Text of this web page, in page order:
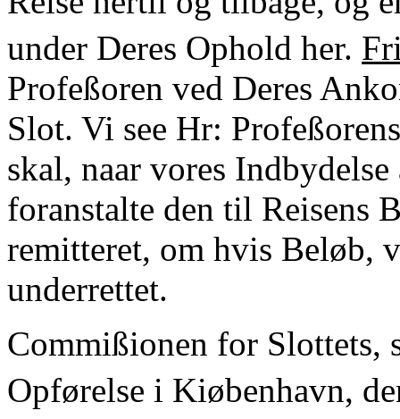
under Deres Ophold her.
Profeßoren ved Deres
Slot. Vi see Hr:
skal, naar vores
foranstalte den til Reisens
remitteret, om hvis Beløb,
underrettet.
Commißionen for Slottets,
Opførelse i Kiøbenhavn,